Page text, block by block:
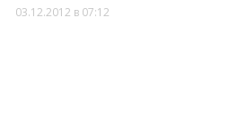
03.12.2012 в 07:12